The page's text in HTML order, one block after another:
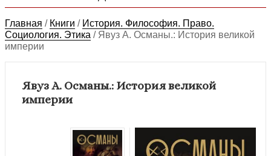
Главная / Книги / История. Философия. Право.
Социология. Этика / Явуз А. Османы.: История великой
империи
Явуз А. Османы.: История великой
империи